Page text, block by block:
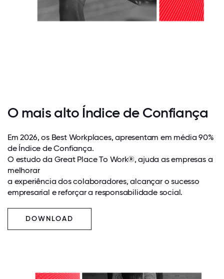
O mais alto Índice de Confiança
Em 2026, os Best Workplaces, apresentam em média 90%
de Índice de Confiança.
O estudo da Great Place To Work®, ajuda as empresas a
melhorar
a experiência dos colaboradores, alcançar o sucesso
empresarial e reforçar a responsabilidade social.
DOWNLOAD